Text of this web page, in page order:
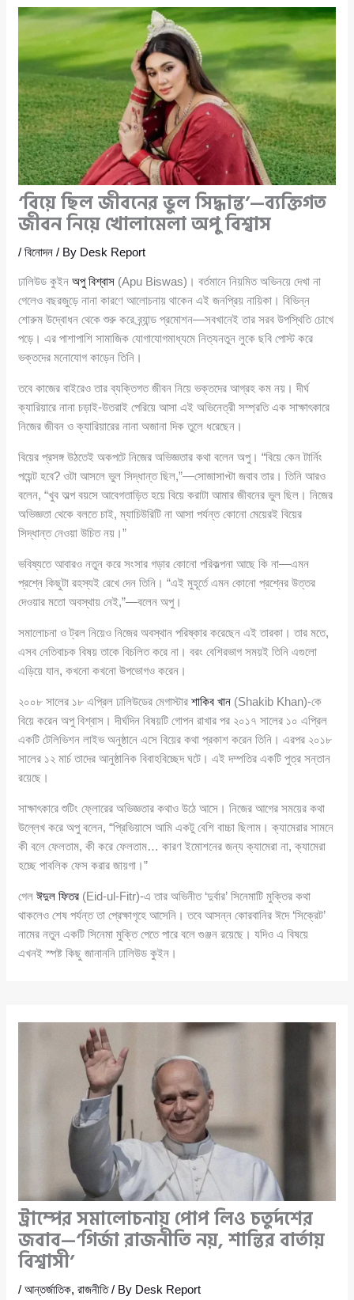
‘বিয়ে ছিল জীবনের ভুল সিদ্ধান্ত’—ব্যক্তিগত
জীবন নিয়ে খোলামেলা অপু বিশ্বাস
/বিনোদন / By Desk Report
ঢালিউড কুইনঅপু বিশ্বাস (Apu Biswas)। বর্তমানে নিয়মিত অভিনয়ে দেখা না
গেলেও বছরজুড়ে নানা কারণে আলোচনায় থাকেন এই জনপ্রিয় নায়িকা। বিভিন্ন
শোরুম উদ্বোধন থেকে শুরু করে ব্র্যান্ড প্রমোশন—সবখানেই তার সরব উপস্থিতি চোখে
পড়ে। এর পাশাপাশি সামাজিক যোগাযোগমাধ্যমে নিত্যনতুন লুকে ছবি পোস্ট করে
ভক্তদের মনোযোগ কাড়েন তিনি।
তবে কাজের বাইরেও তার ব্যক্তিগত জীবন নিয়ে ভক্তদের আগ্রহ কম নয়। দীর্ঘ
ক্যারিয়ারে নানা চড়াই-উতরাই পেরিয়ে আসা এই অভিনেত্রী সম্প্রতি এক সাক্ষাৎকারে
নিজের জীবন ও ক্যারিয়ারের নানা অজানা দিক তুলে ধরেছেন।
বিয়ের প্রসঙ্গ উঠতেই অকপটে নিজের অভিজ্ঞতার কথা বলেন অপু। “বিয়ে কেন টার্নিং
পয়েন্ট হবে? ওটা আসলে ভুল সিদ্ধান্ত ছিল,”—সোজাসাপ্টা জবাব তার। তিনি আরও
বলেন, “খুব অল্প বয়সে আবেগতাড়িত হয়ে বিয়ে করাটা আমার জীবনের ভুল ছিল। নিজের
অভিজ্ঞতা থেকে বলতে চাই, ম্যাচিউরিটি না আসা পর্যন্ত কোনো মেয়েরই বিয়ের
সিদ্ধান্ত নেওয়া উচিত নয়।”
ভবিষ্যতে আবারও নতুন করে সংসার গড়ার কোনো পরিকল্পনা আছে কি না—এমন
প্রশ্নে কিছুটা রহস্যই রেখে দেন তিনি। “এই মুহূর্তে এমন কোনো প্রশ্নের উত্তর
দেওয়ার মতো অবস্থায় নেই,”—বলেন অপু।
সমালোচনা ও ট্রল নিয়েও নিজের অবস্থান পরিষ্কার করেছেন এই তারকা। তার মতে,
এসব নেতিবাচক বিষয় তাকে বিচলিত করে না। বরং বেশিরভাগ সময়ই তিনি এগুলো
এড়িয়ে যান, কখনো কখনো উপভোগও করেন।
২০০৮ সালের ১৮ এপ্রিল ঢালিউডের মেগাস্টারশাকিব খান (Shakib Khan)-কে
বিয়ে করেন অপু বিশ্বাস। দীর্ঘদিন বিষয়টি গোপন রাখার পর ২০১৭ সালের ১০ এপ্রিল
একটি টেলিভিশন লাইভ অনুষ্ঠানে এসে বিয়ের কথা প্রকাশ করেন তিনি। এরপর ২০১৮
সালের ১২ মার্চ তাদের আনুষ্ঠানিক বিবাহবিচ্ছেদ ঘটে। এই দম্পতির একটি পুত্র সন্তান
রয়েছে।
সাক্ষাৎকারে শুটিং ফ্লোরের অভিজ্ঞতার কথাও উঠে আসে। নিজের আগের সময়ের কথা
উল্লেখ করে অপু বলেন, “প্রিভিয়াসে আমি একটু বেশি বাচ্চা ছিলাম। ক্যামেরার সামনে
কী বলে ফেলতাম, কী করে ফেলতাম… কারণ ইমোশনের জন্য ক্যামেরা না, ক্যামেরা
হচ্ছে পাবলিক ফেস করার জায়গা।”
গেলঈদুল ফিতর (Eid-ul-Fitr)-এ তার অভিনীত ‘দুর্বার’ সিনেমাটি মুক্তির কথা
থাকলেও শেষ পর্যন্ত তা প্রেক্ষাগৃহে আসেনি। তবে আসন্ন কোরবানির ঈদে ‘সিক্রেট’
নামের নতুন একটি সিনেমা মুক্তি পেতে পারে বলে গুঞ্জন রয়েছে। যদিও এ বিষয়ে
এখনই স্পষ্ট কিছু জানাননি ঢালিউড কুইন।
ট্রাম্পের সমালোচনায় পোপ লিও চতুর্দশের
জবাব—‘গির্জা রাজনীতি নয়, শান্তির বার্তায়
বিশ্বাসী’
/আন্তর্জাতিক,রাজনীতি/ By Desk Report